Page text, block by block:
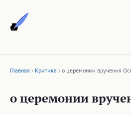
содержимому
Главная Критика о церемонии вручения
о церемонии